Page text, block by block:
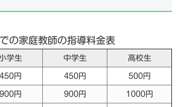
の家庭教師の指導料金表
学生 中学生 高校生
450円 450円 500円
900円 900円 1000円